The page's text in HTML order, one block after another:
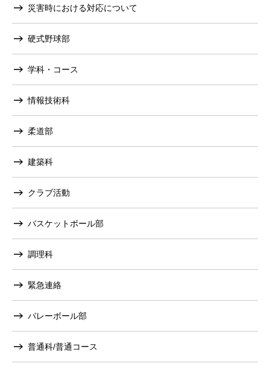
災害時における対応について
硬式野球部
学科・コース
情報技術科
柔道部
建築科
クラブ活動
バスケットボール部
調理科
緊急連絡
バレーボール部
普通科/普通コース